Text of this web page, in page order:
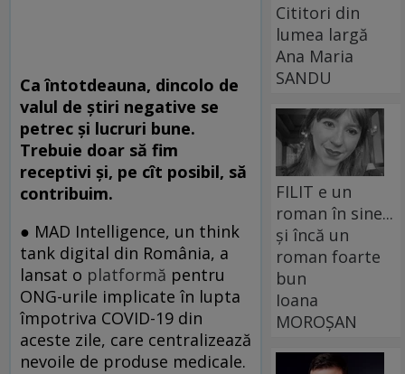
Ca întotdeauna, dincolo de
valul de știri negative se
petrec și lucruri bune.
Trebuie doar să fim
receptivi și, pe cît posibil, să
contribuim.
● MAD Intelligence, un think
tank digital din România, a
lansat o platformă pentru
ONG-urile implicate în lupta
împotriva COVID-19 din
aceste zile, care centralizează
nevoile de produse medicale.
Cititori din
lumea largă
Ana Maria
SANDU
FILIT e un
roman în sine...
și încă un
roman foarte
bun
Ioana
MOROȘAN